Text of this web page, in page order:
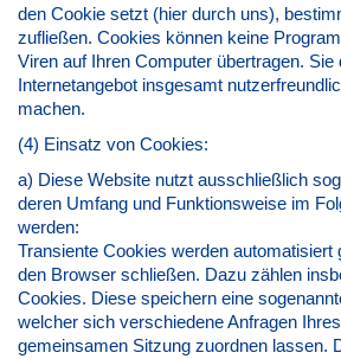
den Cookie setzt (hier durch uns),
zufließen. Cookies können keine
Viren auf Ihren Computer übertragen. Sie
Internetangebot insgesamt
machen.
(4) Einsatz von Cookies:
a) Diese Website nutzt ausschließlich
deren Umfang und Funktionsweise im
werden:
Transiente Cookies werden automatisiert
den Browser schließen. Dazu zählen
Cookies. Diese speichern eine
welcher sich verschiedene Anfragen
gemeinsamen Sitzung zuordnen lassen.